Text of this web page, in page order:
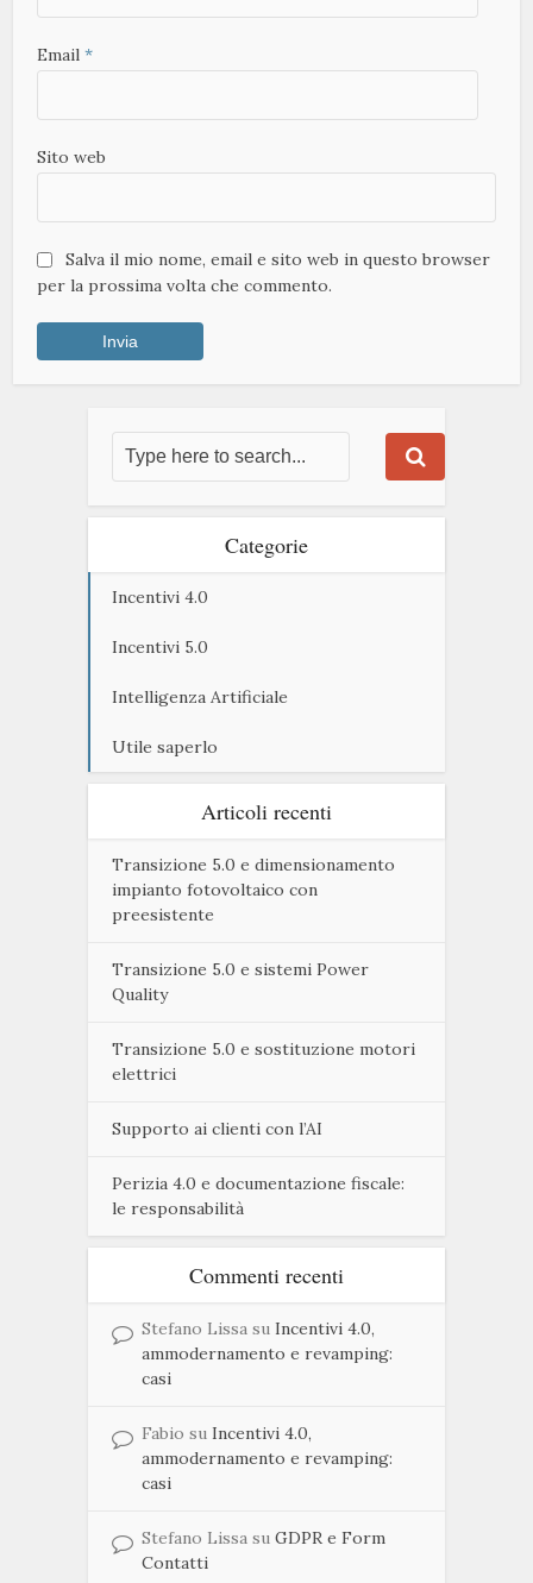
Email*
Sito web
Salva il mio nome, email e sito web in questo browser
per la prossima volta che commento.
Categorie
Incentivi 4.0
Incentivi 5.0
Intelligenza Artificiale
Utile saperlo
Articoli recenti
Transizione 5.0 e dimensionamento
impianto fotovoltaico con
preesistente
Transizione 5.0 e sistemi Power
Quality
Transizione 5.0 e sostituzione motori
elettrici
Supporto ai clienti con l’AI
Perizia 4.0 e documentazione fiscale:
le responsabilità
Commenti recenti
Stefano Lissa su Incentivi 4.0,
ammodernamento e revamping:
casi
Fabio su Incentivi 4.0,
ammodernamento e revamping:
casi
Stefano Lissa su GDPR e Form
Contatti